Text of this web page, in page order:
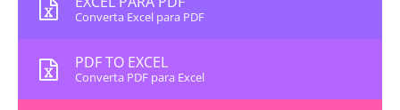
Converta Excel para PDF
PDF TO EXCEL
Converta PDF para Excel